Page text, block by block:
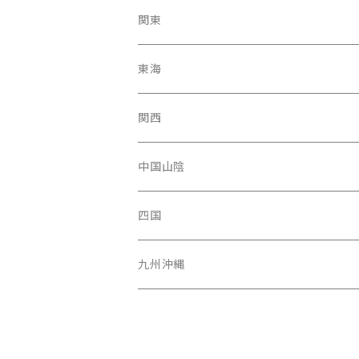
岩手県
福島県
青森県
秋田県
山形県
石川県
富山駅
新潟県
長野県
福井県
関東
東京都
神奈川県
千葉県
埼玉県
茨城県
東海
愛知県
静岡県
三重県
岐阜県
関西
大阪府
京都府
兵庫県
中国山陰
広島県
岡山県
四国
高知県
九州沖縄